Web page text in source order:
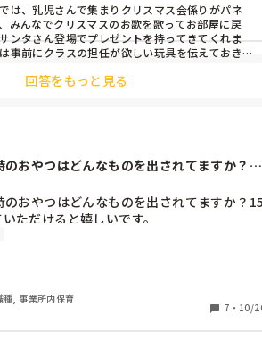
は、乳児さんで集まりクリスマス会係りがパネ
みんなでクリスマスのお歌を歌ってお部屋に戻
ンタさん登場でプレゼントを持ってきてくれま
事前にクラスの担任が欲しい玩具を伝えておき、
セットにしました😌
回答をもっと見る
のおやつはどんなものを出されてますか？
のおやつはどんなものを出されてますか？
ただけると嬉しいです。
, 事業所内保育
7 ・ 10/